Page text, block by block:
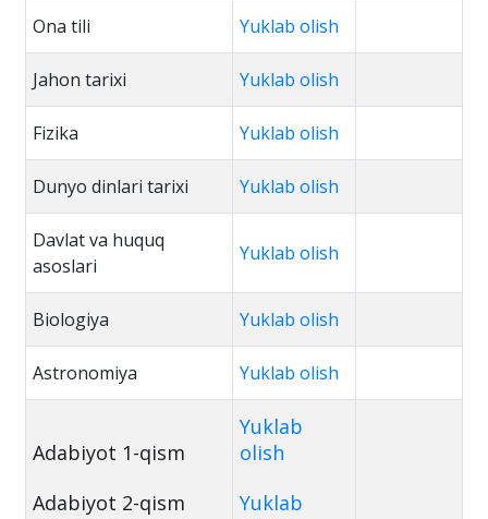
Ona tili Yuklab olish
Jahon tarixi Yuklab olish
Fizika Yuklab olish
Dunyo dinlari tarixi Yuklab olish
Davlat va huquq
asoslari
Yuklab olish
Biologiya Yuklab olish
Astronomiya Yuklab olish
Adabiyot 1-qism
Adabiyot 2-qism
Yuklab
olish
Yuklab